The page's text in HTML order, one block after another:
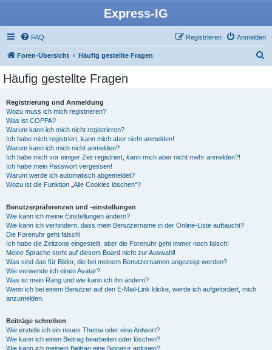
Express-IG
FAQ Anmelden
Registrieren
Foren-Übersicht Häufig gestellte Fragen
Häufig gestellte Fragen
Registrierung und Anmeldung
Wozu muss ich mich registrieren?
Was ist COPPA?
Warum kann ich mich nicht registrieren?
Ich habe mich registriert, kann mich aber nicht anmelden!
Warum kann ich mich nicht anmelden?
Ich habe mich vor einiger Zeit registriert, kann mich aber nicht mehr anmelden?!
Ich habe mein Passwort vergessen!
Warum werde ich automatisch abgemeldet?
Wozu ist die Funktion „Alle Cookies löschen“?
Benutzerpräferenzen und -einstellungen
Wie kann ich meine Einstellungen ändern?
Wie kann ich verhindern, dass mein Benutzername in der Online-Liste auftaucht?
Die Forenuhr geht falsch!
Ich habe die Zeitzone eingestellt, aber die Forenuhr geht immer noch falsch!
Meine Sprache steht auf diesem Board nicht zur Auswahl!
Was sind das für Bilder, die bei meinem Benutzernamen angezeigt werden?
Wie verwende ich einen Avatar?
Was ist mein Rang und wie kann ich ihn ändern?
Wenn ich bei einem Benutzer auf den E-Mail-Link klicke, werde ich aufgefordert, mich
anzumelden.
Beiträge schreiben
Wie erstelle ich ein neues Thema oder eine Antwort?
Wie kann ich einen Beitrag bearbeiten oder löschen?
Wie kann ich meinem Beitrag eine Signatur anfügen?